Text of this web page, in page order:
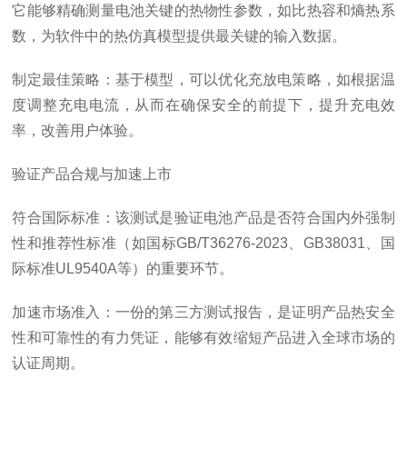
它能够精确测量电池关键的热物性参数，如比热容和熵热系
数，为软件中的热仿真模型提供最关键的输入数据。
制定最佳策略：基于模型，可以优化充放电策略，如根据温
度调整充电电流，从而在确保安全的前提下，提升充电效
率，改善用户体验。
验证产品合规与加速上市
符合国际标准：该测试是验证电池产品是否符合国内外强制
性和推荐性标准（如国标GB/T36276-2023、GB38031、国
际标准UL9540A等）的重要环节。
加速市场准入：一份的第三方测试报告，是证明产品热安全
性和可靠性的有力凭证，能够有效缩短产品进入全球市场的
认证周期。